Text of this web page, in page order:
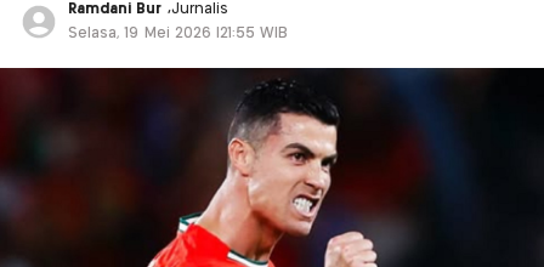
Ramdani Bur ,Jurnalis
Selasa, 19 Mei 2026 |21:55 WIB